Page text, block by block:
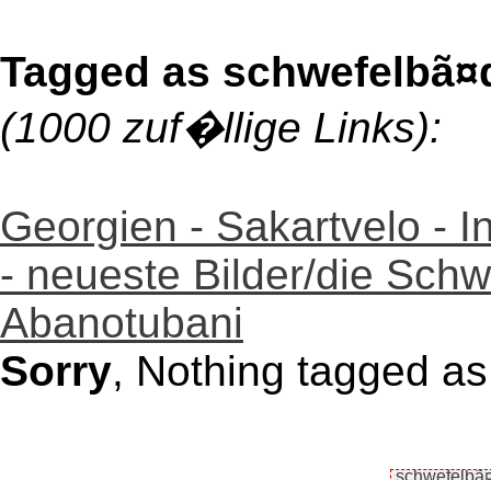
Tagged as
(1000 zuf�llige Links):
Georgien - Sakartvelo -
- neueste Bilder/die
Abanotubani
Sorry, Nothing tagged